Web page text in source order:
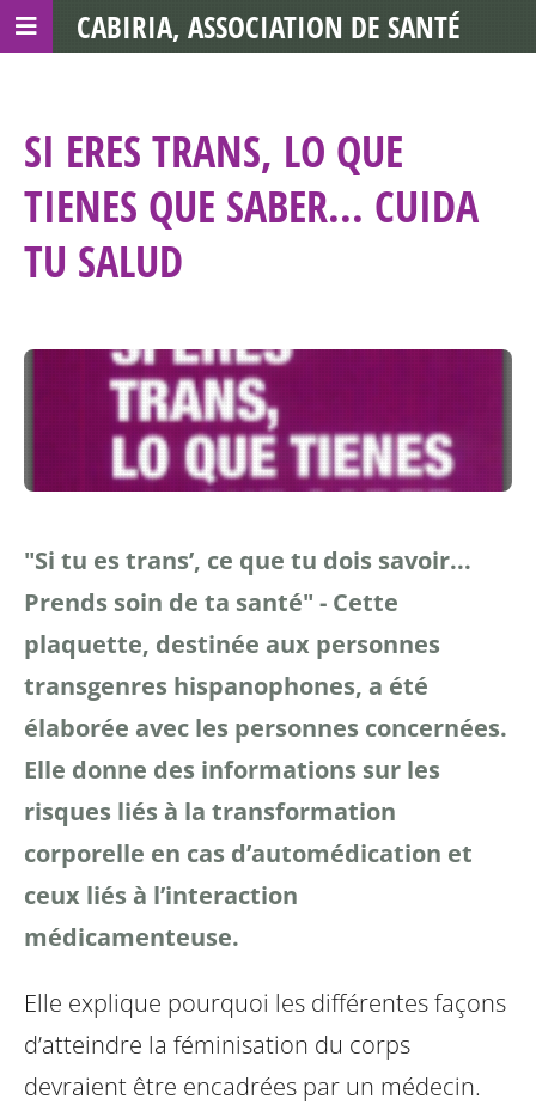
SI ERES TRANS, LO QUE
TIENES QUE SABER... CUIDA
TU SALUD
"Si tu es trans’, ce que tu dois savoir...
Prends soin de ta santé" - Cette
plaquette, destinée aux personnes
transgenres hispanophones, a été
élaborée avec les personnes concernées.
Elle donne des informations sur les
risques liés à la transformation
corporelle en cas d’automédication et
ceux liés à l’interaction
médicamenteuse.
Elle explique pourquoi les différentes façons
d’atteindre la féminisation du corps
devraient être encadrées par un médecin.
CABIRIA, ASSOCIATION DE SANTÉ